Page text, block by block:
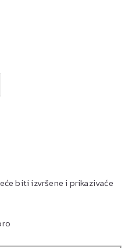
biti izvršene i prikazivaće